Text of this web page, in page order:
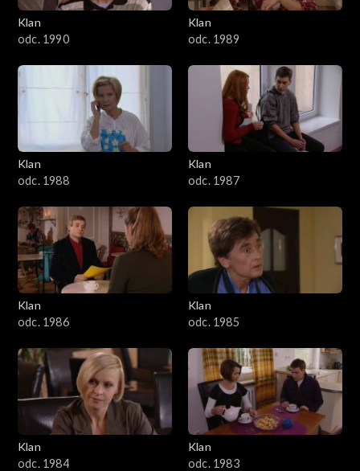
2701–2800
2501–2600
2401–2500
2301–2400
2201–2300
2101–2200
2001–2100
1901–2000
1801–1900
1701–1800
1601–1700
Klan
odc. 1990
Klan
odc. 1989
Klan
odc. 1988
Klan
odc. 1987
Klan
odc. 1986
Klan
odc. 1985
Klan
odc. 1984
Klan
odc. 1983